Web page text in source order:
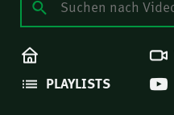
PLAYLISTS